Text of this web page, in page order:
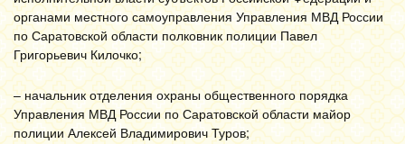
органами местного самоуправления Управления МВД России
по Саратовской области полковник полиции Павел
Григорьевич Килочко;
– начальник отделения охраны общественного порядка
Управления МВД России по Саратовской области майор
полиции Алексей Владимирович Туров;